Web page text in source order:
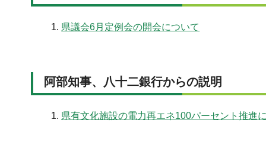
県議会6月定例会の開会について
阿部知事、八十二銀行からの説明
県有文化施設の電力再エネ100パーセント推進